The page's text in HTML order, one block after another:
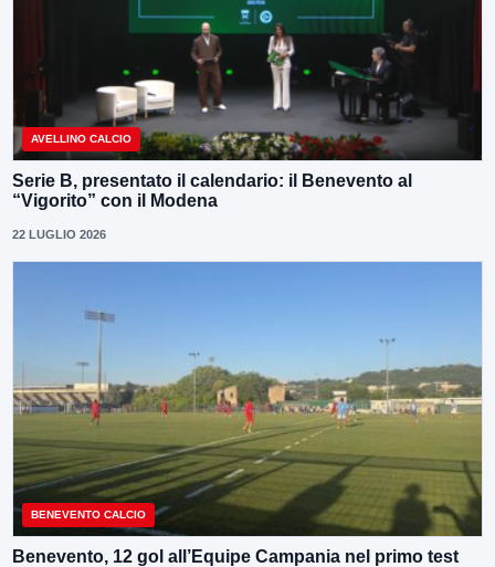
AVELLINO CALCIO
Serie B, presentato il calendario: il Benevento al
“Vigorito” con il Modena
22 LUGLIO 2026
BENEVENTO CALCIO
Benevento, 12 gol all’Equipe Campania nel primo test